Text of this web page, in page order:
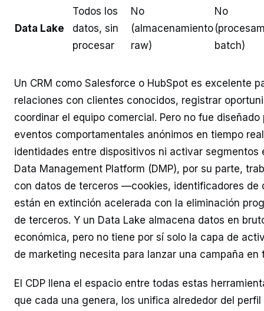
Data Lake
Todos los
datos, sin
procesar
No
(almacenamiento
raw)
No
batch)
Un CRM como Salesforce o HubSpot es excelente
relaciones con clientes conocidos, registrar
coordinar el equipo comercial. Pero no fue
eventos comportamentales anónimos en tiempo
identidades entre dispositivos ni activar segmentos
Data Management Platform (DMP), por su parte,
con datos de terceros —cookies, identificadores
están en extinción acelerada con la eliminación
de terceros. Y un Data Lake almacena datos en
económica, pero no tiene por sí solo la capa de
de marketing necesita para lanzar una campaña en
El CDP llena el espacio entre todas estas
que cada una genera, los unifica alrededor del